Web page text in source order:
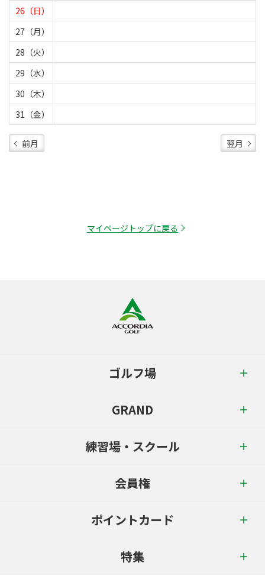
26（日）
27（月）
28（火）
29（水）
30（木）
31（金）
前月 翌月
マイページトップに戻る
ゴルフ場
GRAND
練習場・スクール
会員権
ポイントカード
特集